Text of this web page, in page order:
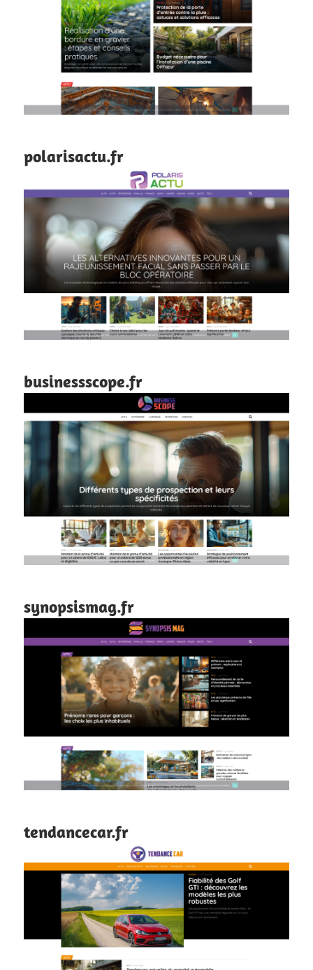
polarisactu.fr
businessscope.fr
synopsismag.fr
tendancecar.fr